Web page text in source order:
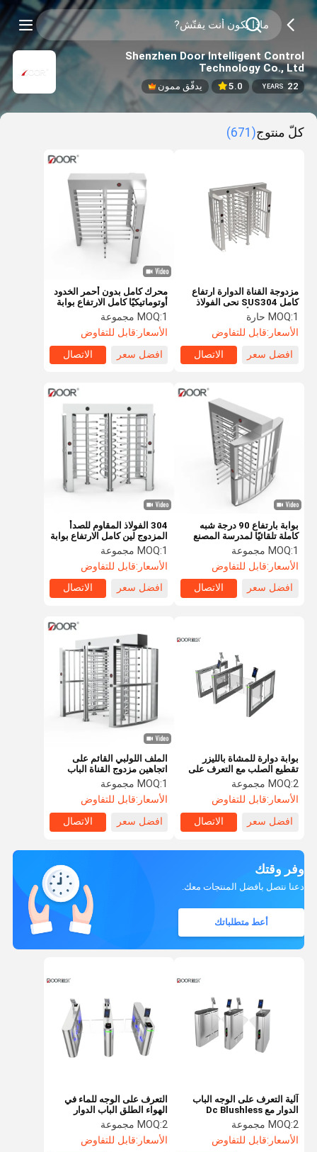
Shenzhen Door Intelligent Control
Technology Co., Ltd
22
YEARS
5.0 يدقّق ممون
كلّ منتوج(671)
محرك كامل بدون أحمر الخدود
أوتوماتيكيًا كامل الارتفاع بوابة
الباب الدوار حارة واحدة
MOQ:1 مجموعة
الأسعار:قابل للتفاوض
افضل سعر
الاتصال
مزدوجة القناة الدوارة ارتفاع
كامل SUS304 نحى الفولاذ
المقاوم للصدأ
MOQ:1 حارة
الأسعار:قابل للتفاوض
افضل سعر
الاتصال
304 الفولاذ المقاوم للصدأ
المزدوج لين كامل الارتفاع بوابة
الباب للصالة الرياضية
MOQ:1 مجموعة
الأسعار:قابل للتفاوض
افضل سعر
الاتصال
بوابة بارتفاع 90 درجة شبه
كاملة تلقائيًا لمدرسة المصنع
MOQ:1 مجموعة
الأسعار:قابل للتفاوض
افضل سعر
الاتصال
الملف اللولبي القائم على
اتجاهين مزدوج القناة الباب
الدوار ارتفاع كامل داخلي
وخارجي
MOQ:1 مجموعة
الأسعار:قابل للتفاوض
افضل سعر
الاتصال
بوابة دوارة للمشاة بالليزر
تقطيع الصلب مع التعرف على
الوجه الاتصال الجاف
MOQ:2 مجموعة
الأسعار:قابل للتفاوض
افضل سعر
الاتصال
وفر وقتك
دعنا نتصل بأفضل المنتجات معك.
أعط متطلباتك
آلية التعرف على الوجه الباب
الدوار مع Dc Blushless
Motor 550mm Width
MOQ:2 مجموعة
الأسعار:قابل للتفاوض
التعرف على الوجه للماء في
الهواء الطلق الباب الدوار
304/316 مادة الفولاذ المقاوم
للصدأ
MOQ:2 مجموعة
الأسعار:قابل للتفاوض